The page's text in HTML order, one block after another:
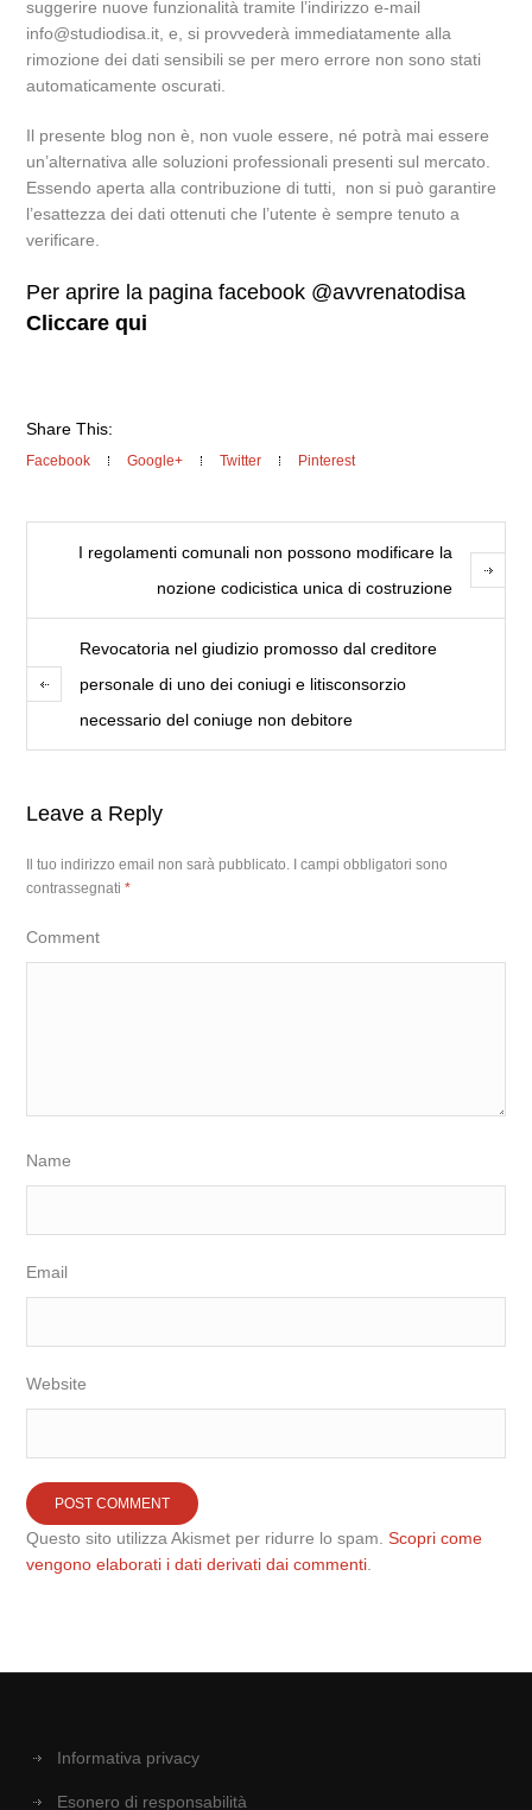
suggerire nuove funzionalità tramite l’indirizzo e-mail
info@studiodisa.it, e, si provvederà immediatamente alla
rimozione dei dati sensibili se per mero errore non sono stati
automaticamente oscurati.
Il presente blog non è, non vuole essere, né potrà mai essere
un’alternativa alle soluzioni professionali presenti sul mercato.
Essendo aperta alla contribuzione di tutti, non si può garantire
l’esattezza dei dati ottenuti che l’utente è sempre tenuto a
verificare.
Per aprire la pagina facebook @avvrenatodisa
Cliccare qui
Share This:
Facebook Google+ Twitter Pinterest
I regolamenti comunali non possono modificare la
nozione codicistica unica di costruzione
Revocatoria nel giudizio promosso dal creditore
personale di uno dei coniugi e litisconsorzio
necessario del coniuge non debitore
Leave a Reply
Il tuo indirizzo email non sarà pubblicato.
I campi obbligatori sono
contrassegnati*
Comment
Name
Email
Website
Questo sito utilizza Akismet per ridurre lo spam.Scopri come
vengono elaborati i dati derivati dai commenti
Informativa privacy
Esonero di responsabilità